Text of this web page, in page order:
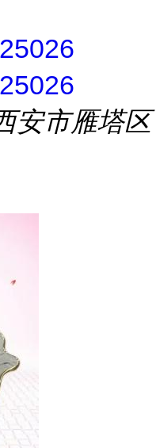
安市雁塔区